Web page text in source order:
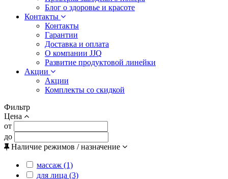
Блог о здоровье и красоте
Контакты
Контакты
Гарантии
Доставка и оплата
О компании JJQ
Развитие продуктовой линейки
Акции
Акции
Комплекты со скидкой
Фильтр
Цена
от
до
Наличие режимов / назначение
массаж (1)
для лица (3)